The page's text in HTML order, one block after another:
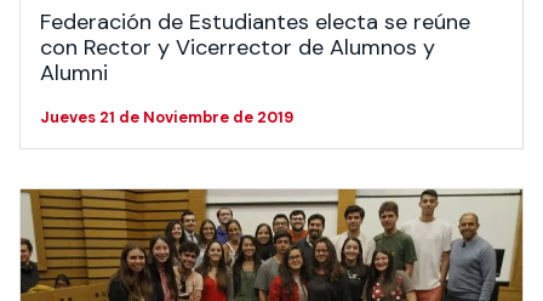
Federación de Estudiantes electa se reúne
con Rector y Vicerrector de Alumnos y
Alumni
Jueves 21 de Noviembre de 2019